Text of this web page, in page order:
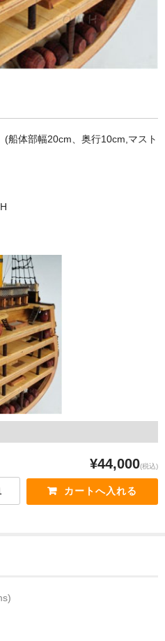
Tugboats)
船体部幅20cm、奥行10cm,マスト
¥44,000(税込)